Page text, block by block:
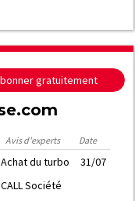
gratuitement
Avis d'experts Date
Achat du turbo
CALL Société
31/07